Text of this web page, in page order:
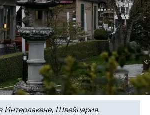
Интерлакене, Швейцария.